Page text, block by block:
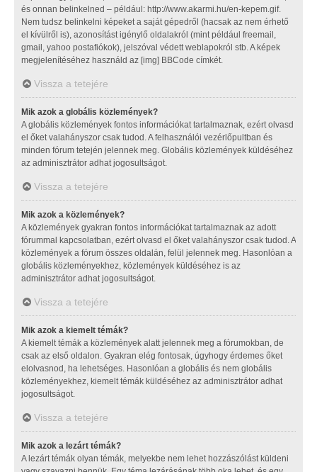
és onnan belinkelned – például: http://www.akarmi.hu/en-kepem.gif.
Nem tudsz belinkelni képeket a saját gépedről (hacsak az nem érhető
el kívülről is), azonosítást igénylő oldalakról (mint például freemail,
gmail, yahoo postafiókok), jelszóval védett weblapokról stb. A képek
megjelenítéséhez használd az [img] BBCode címkét.
Vissza a tetejére
Mik azok a globális közlemények?
A globális közlemények fontos információkat tartalmaznak, ezért olvasd
el őket valahányszor csak tudod. A felhasználói vezérlőpultban és
minden fórum tetején jelennek meg. Globális közlemények küldéséhez
az adminisztrátor adhat jogosultságot.
Vissza a tetejére
Mik azok a közlemények?
A közlemények gyakran fontos információkat tartalmaznak az adott
fórummal kapcsolatban, ezért olvasd el őket valahányszor csak tudod. A
közlemények a fórum összes oldalán, felül jelennek meg. Hasonlóan a
globális közleményekhez, közlemények küldéséhez is az
adminisztrátor adhat jogosultságot.
Vissza a tetejére
Mik azok a kiemelt témák?
A kiemelt témák a közlemények alatt jelennek meg a fórumokban, de
csak az első oldalon. Gyakran elég fontosak, úgyhogy érdemes őket
elolvasnod, ha lehetséges. Hasonlóan a globális és nem globális
közleményekhez, kiemelt témák küldéséhez az adminisztrátor adhat
jogosultságot.
Vissza a tetejére
Mik azok a lezárt témák?
A lezárt témák olyan témák, melyekbe nem lehet hozzászólást küldeni